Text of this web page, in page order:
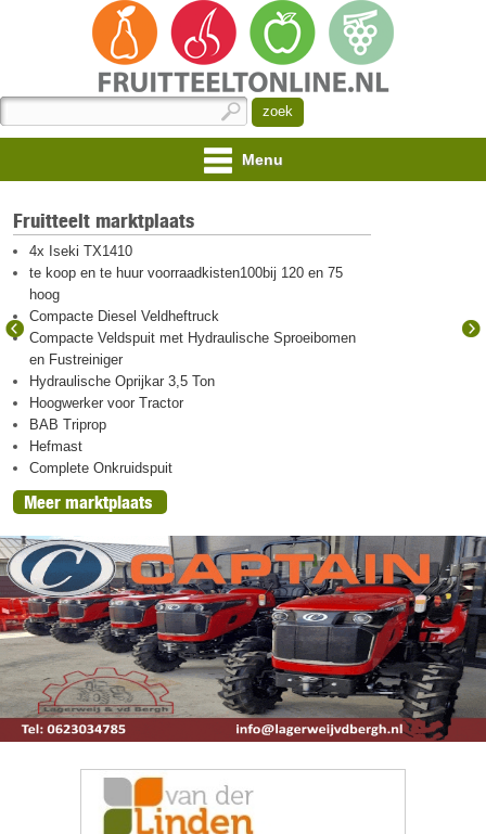
Menu
Fruitteelt marktplaats
4x Iseki TX1410
te koop en te huur voorraadkisten100bij 120 en 75
hoog
Compacte Diesel Veldheftruck
Compacte Veldspuit met Hydraulische Sproeibomen
en Fustreiniger
Hydraulische Oprijkar 3,5 Ton
Hoogwerker voor Tractor
BAB Triprop
Hefmast
Complete Onkruidspuit
Meer marktplaats